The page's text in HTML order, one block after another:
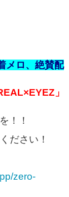
メロ、絶賛配
」
！！
ださい！
zero-